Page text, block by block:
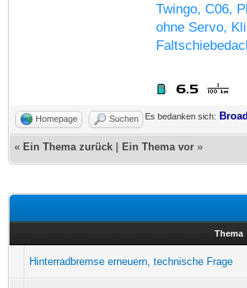
Twingo, C06,
ohne Servo,
Homepage Suchen Es bedanken sich:
« Ein Thema zurück Ein Thema vor »
Thema
Hinterradbremse erneuern, technische Frage